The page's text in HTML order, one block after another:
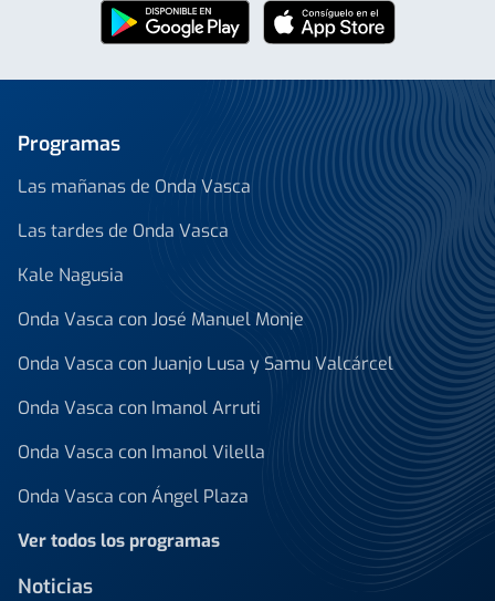
Programas
Las mañanas de Onda Vasca
Las tardes de Onda Vasca
Kale Nagusia
Onda Vasca con José Manuel Monje
Onda Vasca con Juanjo Lusa y Samu Valcárcel
Onda Vasca con Imanol Arruti
Onda Vasca con Imanol Vilella
Onda Vasca con Ángel Plaza
Ver todos los programas
Noticias